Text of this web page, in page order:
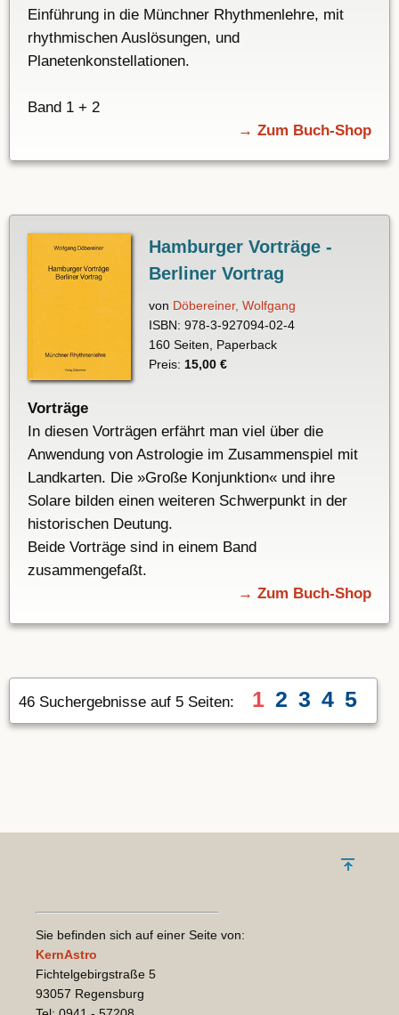
Einführung in die Münchner Rhythmenlehre, mit
rhythmischen Auslösungen, und
Planetenkonstellationen.
Band 1 + 2
→ Zum Buch-Shop
Hamburger Vorträge -
Berliner Vortrag
von Döbereiner, Wolfgang
ISBN: 978-3-927094-02-4
160 Seiten, Paperback
Preis: 15,00 €
Vorträge
In diesen Vorträgen erfährt man viel über die
Anwendung von Astrologie im Zusammenspiel mit
Landkarten. Die »Große Konjunktion« und ihre
Solare bilden einen weiteren Schwerpunkt in der
historischen Deutung.
Beide Vorträge sind in einem Band
zusammengefaßt.
→ Zum Buch-Shop
46 Suchergebnisse auf 5 Seiten: 1 2 3 4 5
Sie befinden sich auf einer Seite von:
KernAstro
Fichtelgebirgstraße 5
93057 Regensburg